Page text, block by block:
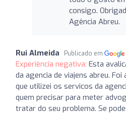
consigo.
Agência Abreu.
Rui Almeida Publicado em
Experiência negativa: Esta
da agencia de viajens abreu.
que utilizei os servicos da
quem precisar para meter
tratar do seu problema. Se